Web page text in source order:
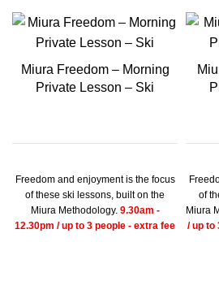
Miura Freedom – Morning
Private Lesson – Ski
Freedom and enjoyment is the focus
of these ski lessons, built on the
Miura Methodology. 9.30am -
12.30pm / up to 3 people - extra fee
of
Miura
/ up to